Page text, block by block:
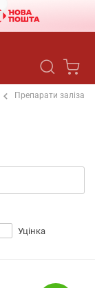
Препарати заліза
Уцінка